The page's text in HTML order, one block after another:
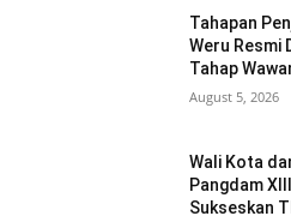
Tahapan
Weru Resmi
Tahap
August 5, 2026
Wali Kota
Pangdam
Sukseskan